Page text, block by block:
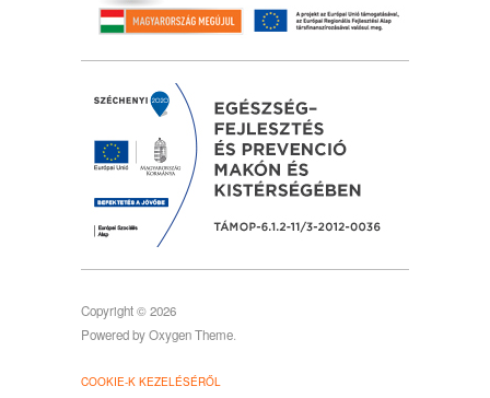
Copyright © 2026
Powered byOxygen Theme
COOKIE-K KEZELÉSÉRŐL